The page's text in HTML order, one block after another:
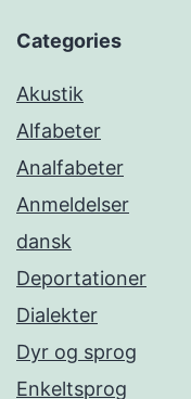
Categories
Akustik
Alfabeter
Analfabeter
Anmeldelser
dansk
Deportationer
Dialekter
Dyr og sprog
Enkeltsprog